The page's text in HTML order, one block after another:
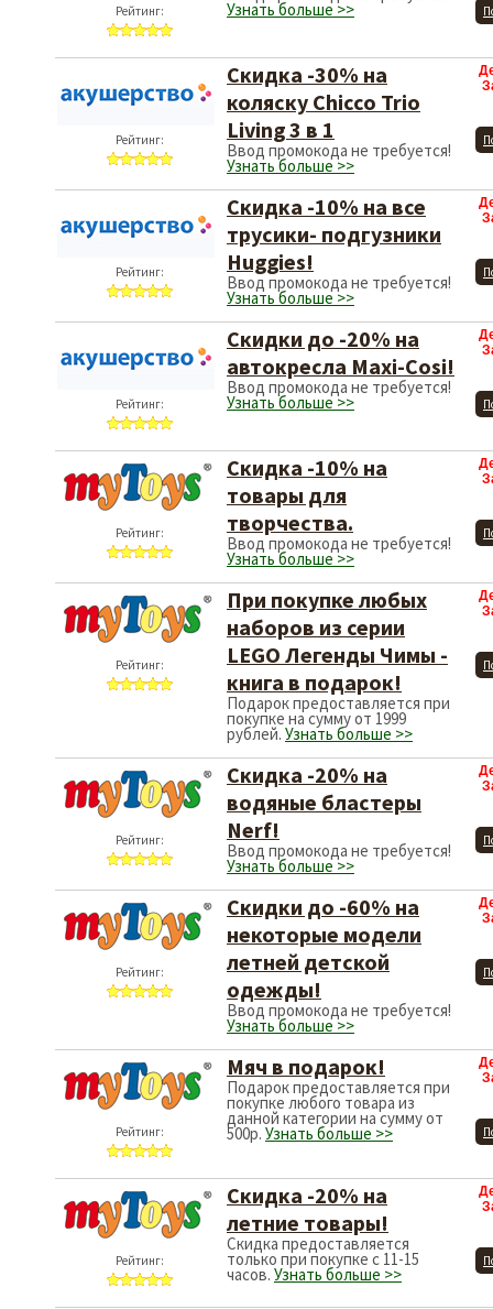
Рейтинг: Узнать больше >>
Рейтинг:
Скидка -30% на
коляску Chicco Trio
Living 3 в 1
Ввод промокода не требуется!
Узнать больше >>
Рейтинг:
Скидка -10% на все
трусики- подгузники
Huggies!
Ввод промокода не требуется!
Узнать больше >>
Рейтинг:
Скидки до -20% на
автокресла Maxi-Cosi!
Ввод промокода не требуется!
Узнать больше >>
Рейтинг:
Скидка -10% на
товары для
творчества.
Ввод промокода не требуется!
Узнать больше >>
Рейтинг:
При покупке любых
наборов из серии
LEGO Легенды Чимы -
книга в подарок!
Подарок предоставляется при
покупке на сумму от 1999
рублей. Узнать больше >>
Рейтинг:
Скидка -20% на
водяные бластеры
Nerf!
Ввод промокода не требуется!
Узнать больше >>
Рейтинг:
Скидки до -60% на
некоторые модели
летней детской
одежды!
Ввод промокода не требуется!
Узнать больше >>
Рейтинг:
Мяч в подарок!
Подарок предоставляется при
покупке любого товара из
данной категории на сумму от
500р. Узнать больше >>
Рейтинг:
Скидка -20% на
летние товары!
Скидка предоставляется
только при покупке с 11-15
часов. Узнать больше >>